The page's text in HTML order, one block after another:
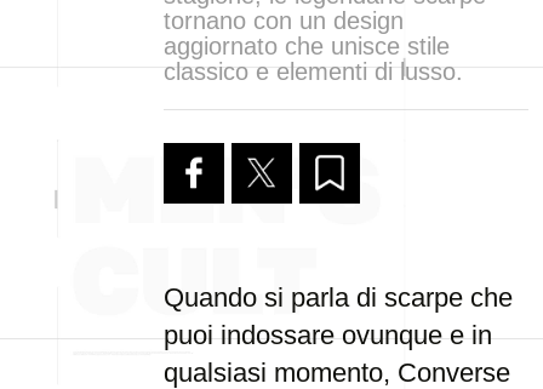
tornano con un design
aggiornato che unisce stile
classico e elementi di lusso.
Quando si parla di scarpe che
puoi indossare ovunque e in
qualsiasi momento, Converse